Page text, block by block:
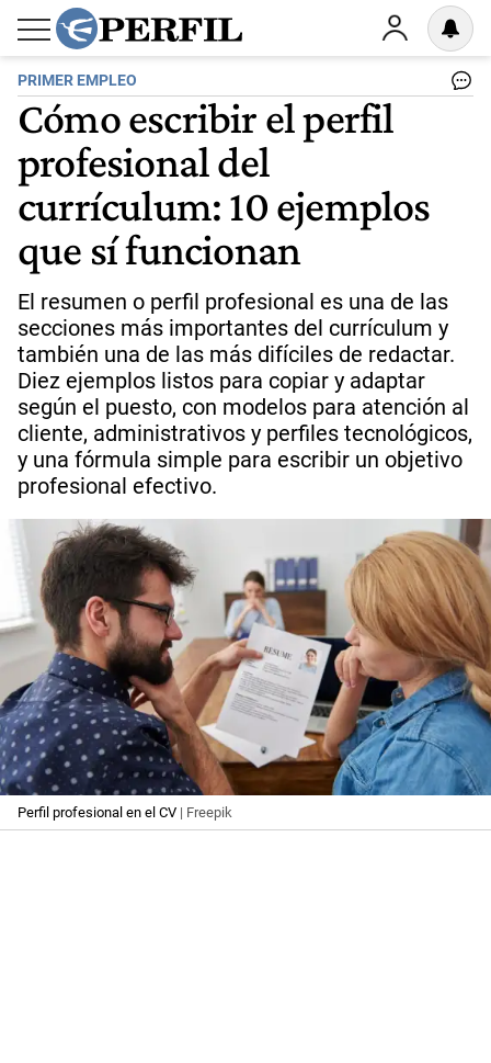
PRIMER EMPLEO
Cómo escribir el perfil
profesional del
currículum: 10 ejemplos
que sí funcionan
El resumen o perfil profesional es una de las
secciones más importantes del currículum y
también una de las más difíciles de redactar.
Diez ejemplos listos para copiar y adaptar
según el puesto, con modelos para atención al
cliente, administrativos y perfiles tecnológicos,
y una fórmula simple para escribir un objetivo
profesional efectivo.
Perfil profesional en el CV | Freepik